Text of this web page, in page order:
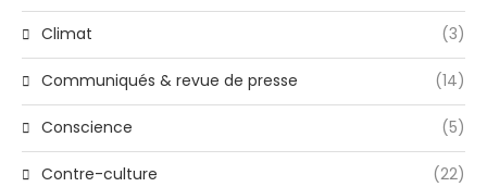
Climat (3)
Communiqués & revue de presse (14)
Conscience (5)
Contre-culture (22)